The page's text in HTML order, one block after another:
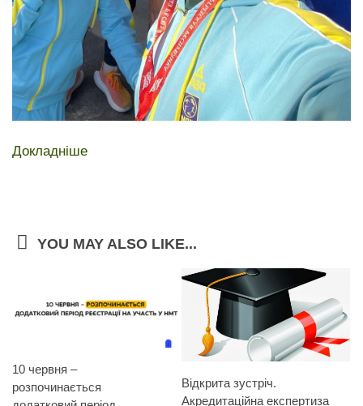
Докладніше
YOU MAY ALSO LIKE...
10 червня –
розпочинається
Відкрита зустріч.
Акредитаційна експертиза